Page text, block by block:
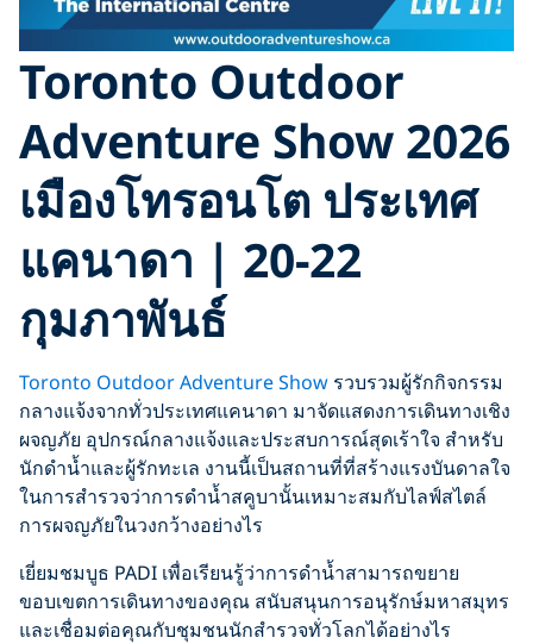
Toronto Outdoor
Adventure Show 2026
เมืองโทรอนโต ประเทศ
แคนาดา | 20-22
กุมภาพันธ์
Toronto Outdoor Adventure Show รวบรวมผู้รักกิจกรรม
กลางแจ้งจากทั่วประเทศแคนาดา มาจัดแสดงการเดินทางเชิง
ผจญภัย อุปกรณ์กลางแจ้งและประสบการณ์สุดเร้าใจ สำหรับ
นักดำน้ำและผู้รักทะเล งานนี้เป็นสถานที่ที่สร้างแรงบันดาลใจ
ในการสำรวจว่าการดำน้ำสคูบานั้นเหมาะสมกับไลฟ์สไตล์
การผจญภัยในวงกว้างอย่างไร
เยี่ยมชมบูธ PADI เพื่อเรียนรู้ว่าการดำน้ำสามารถขยาย
ขอบเขตการเดินทางของคุณ สนับสนุนการอนุรักษ์มหาสมุทร
และเชื่อมต่อคุณกับชุมชนนักสำรวจทั่วโลกได้อย่างไร